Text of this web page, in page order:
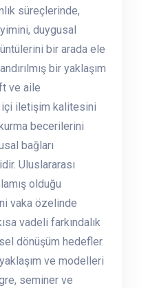
süreçlerinde,
duygusal
bir arada ele
bir yaklaşım
ve aile
içi iletişim kalitesini
kurma becerilerini
bağları
Uluslararası
olduğu
vaka özelinde
vadeli farkındalık
dönüşüm hedefler.
ve modelleri
seminer ve